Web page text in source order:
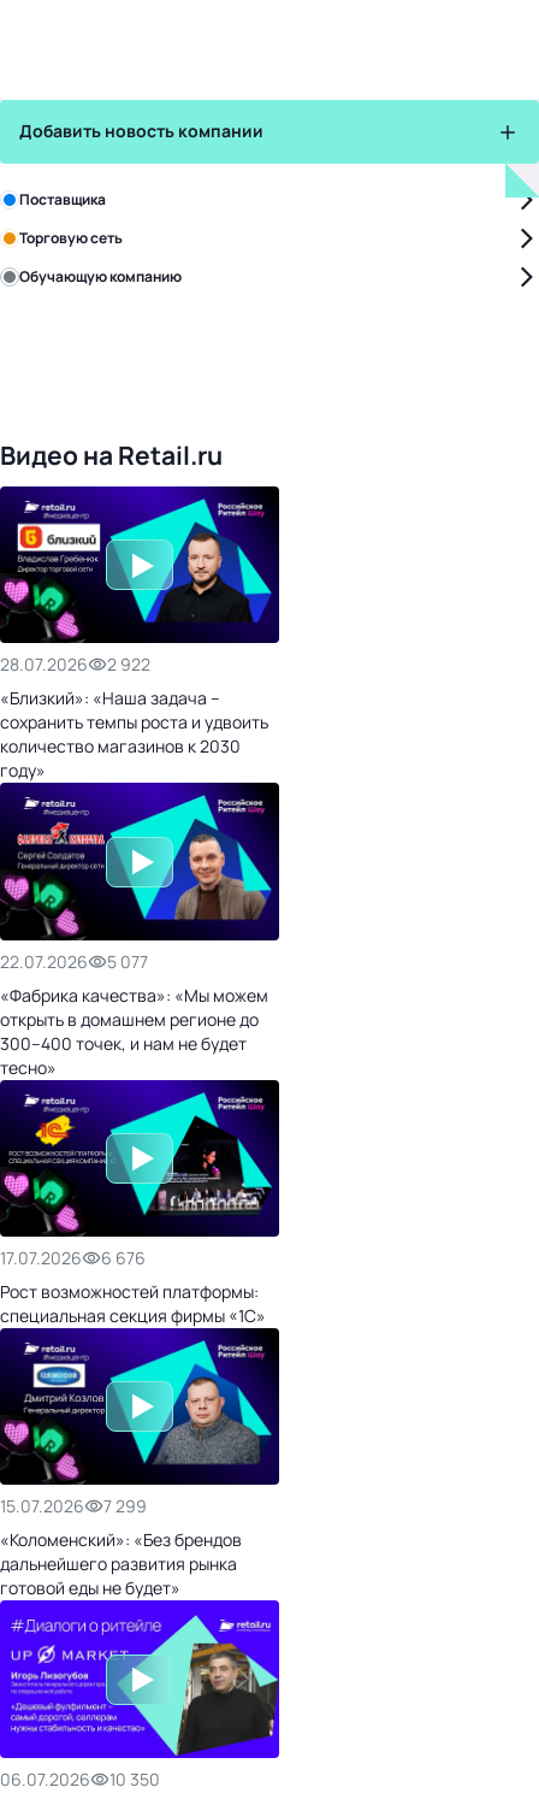
Добавить новость компании
Поставщика
Торговую сеть
Обучающую компанию
Видео на Retail.ru
28.07.2026
2 922
«Близкий»: «Наша задача –
сохранить темпы роста и удвоить
количество магазинов к 2030
году»
22.07.2026
5 077
«Фабрика качества»: «Мы можем
открыть в домашнем регионе до
300–400 точек, и нам не будет
тесно»
17.07.2026
6 676
Рост возможностей платформы:
специальная секция фирмы «1С»
15.07.2026
7 299
«Коломенский»: «Без брендов
дальнейшего развития рынка
готовой еды не будет»
06.07.2026
10 350